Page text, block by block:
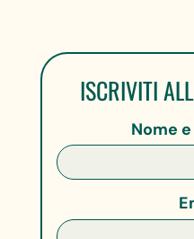
ISCRIVITI
Nome